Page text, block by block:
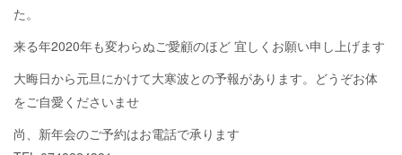
た。
来る年2020年も変わらぬご愛顧のほど 宜しくお願い申し上げます
大晦日から元旦にかけて大寒波との予報があります。どうぞお体
をご自愛くださいませ
尚、新年会のご予約はお電話で承ります